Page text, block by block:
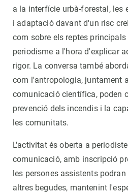
a la interfície urbà-forestal, les
i adaptació davant d'un risc
com sobre els reptes
periodisme a l'hora d'explicar
rigor. La conversa també
com l'antropologia, juntament
comunicació científica, poden
prevenció dels incendis i la
les comunitats.
L'activitat és oberta a
comunicació, amb inscripció
les persones assistents
altres begudes, mantenint